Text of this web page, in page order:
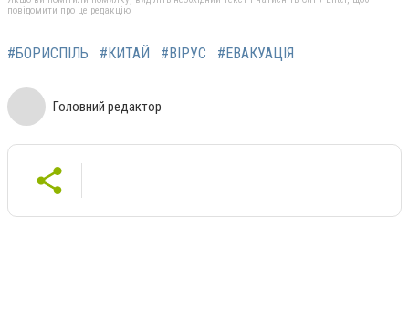
повідомити про це редакцію
#БОРИСПІЛЬ #КИТАЙ #ВІРУС #ЕВАКУАЦІЯ
Головний редактор